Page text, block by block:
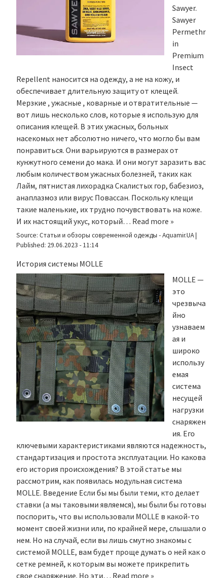
Sawyer.
Sawyer
Permethr
in
Premium
Insect
Repellent наносится на одежду, а не на кожу, и
обеспечивает длительную защиту от клещей.
Мерзкие , ужасные , коварные и отвратительные —
вот лишь несколько слов, которые я использую для
описания клещей. В этих ужасных, больных
насекомых нет абсолютно ничего, что могло бы вам
понравиться. Они варьируются в размерах от
кунжутного семени до мака. И они могут заразить вас
любым количеством ужасных болезней, таких как
Лайм, пятнистая лихорадка Скалистых гор, бабезиоз,
анаплазмоз или вирус Повассан. Поскольку клещи
такие маленькие, их трудно почувствовать на коже.
И их настоящий укус, который… Read more »
Source: Статьи и обзоры современной одежды - Aquamir.UA|
Published: 29.06.2023 - 11:14
История системы MOLLE
MOLLE —
это
чрезвыча
йно
узнаваем
ая и
широко
использу
емая
система
несущей
нагрузки
снаряжен
ия. Его
ключевыми характеристиками являются надежность,
стандартизация и простота эксплуатации. Но какова
его история происхождения? В этой статье мы
рассмотрим, как появилась модульная система
MOLLE. Введение Если бы мы были теми, кто делает
ставки (а мы таковыми являемся), мы были бы готовы
поспорить, что вы использовали MOLLE в какой-то
момент своей жизни или, по крайней мере, слышали о
нем. Но на случай, если вы лишь смутно знакомы с
системой MOLLE, вам будет проще думать о ней как о
сетке ремней, к которым вы можете прикрепить
свое снаряжение. Но эти… Read more »